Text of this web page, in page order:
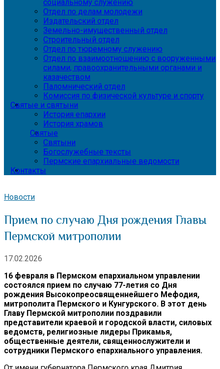
социальному служению
Отдел по делам молодежи
Издательский отдел
Земельно-имущественный отдел
Строительный отдел
Отдел по тюремному служению
Отдел по взаимоотношению с вооруженными
силами, правоохранительными органами и
казачеством
Паломнический отдел
Комиссия по физической культуре и спорту
Святые и святыни
История епархии
История храмов
Святые
Святыни
Богослужебные тексты
Пермские епархиальные ведомости
Контакты
Новости
Прием по случаю Дня рождения Главы
Пермской митрополии
17.02.2026
16 февраля в Пермском епархиальном управлении
состоялся прием по случаю 77-летия со Дня
рождения Высокопреосвященнейшего Мефодия,
митрополита Пермского и Кунгурского. В этот день
Главу Пермской митрополии поздравили
представители краевой и городской власти, силовых
ведомств, религиозные лидеры Прикамья,
общественные деятели, священнослужители и
сотрудники Пермского епархиального управления.